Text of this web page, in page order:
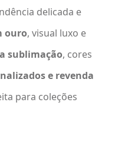
delicada e
ouro, visual luxo e
sublimação, cores
e revenda
para coleções